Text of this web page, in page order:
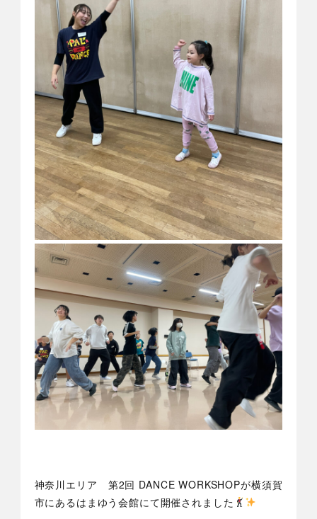
神奈川エリア 第2回 DANCE WORKSHOPが横須賀
市にあるはまゆう会館にて開催されました